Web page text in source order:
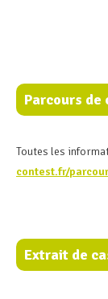
Parcours
Toutes les
contest.fr/
Extrait de